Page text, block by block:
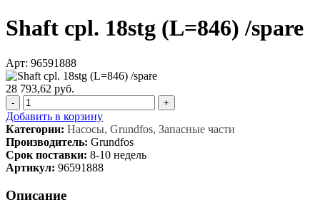
Shaft cpl. 18stg (L=846) /spare
Арт: 96591888
28 793,62 руб.
- +
Добавить в корзину
Категории: Насосы, Grundfos, Запасные части
Производитель: Grundfos
Срок поставки: 8-10 недель
Артикул: 96591888
Описание